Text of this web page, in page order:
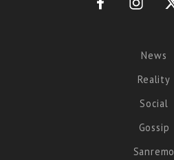
News
Reality
Social
Gossip
Sanremo